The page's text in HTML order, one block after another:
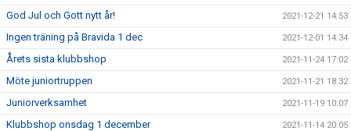
God Jul och Gott nytt år! 2021-12-21 14:53
Ingen träning på Bravida 1 dec 2021-12-01 14:34
Årets sista klubbshop 2021-11-24 17:02
Möte juniortruppen 2021-11-21 18:32
Juniorverksamhet 2021-11-19 10:07
Klubbshop onsdag 1 december 2021-11-14 20:05